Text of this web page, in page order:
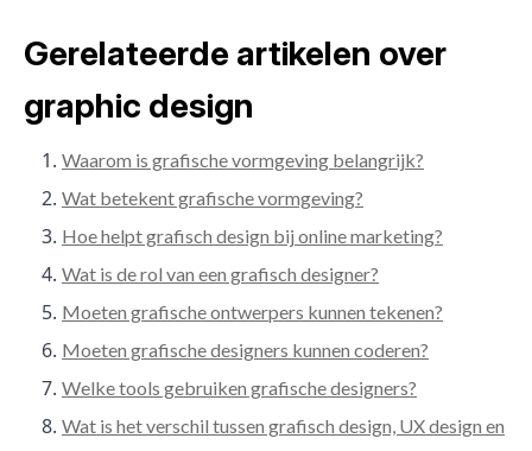
Gerelateerde artikelen over
graphic design
Waarom is grafische vormgeving belangrijk?
Wat betekent grafische vormgeving?
Hoe helpt grafisch design bij online marketing?
Wat is de rol van een grafisch designer?
Moeten grafische ontwerpers kunnen tekenen?
Moeten grafische designers kunnen coderen?
Welke tools gebruiken grafische designers?
Wat is het verschil tussen grafisch design, UX design en